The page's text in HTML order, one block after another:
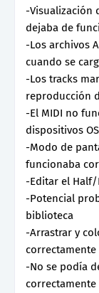
-Visualización
dejaba de
-Los archivos
cuando se
-Los tracks
reproducción
-El MIDI no
dispositivos
-Modo de
funcionaba
-Editar el Half/
-Potencial
biblioteca
-Arrastrar y
correctamente
-No se podía
correctamente